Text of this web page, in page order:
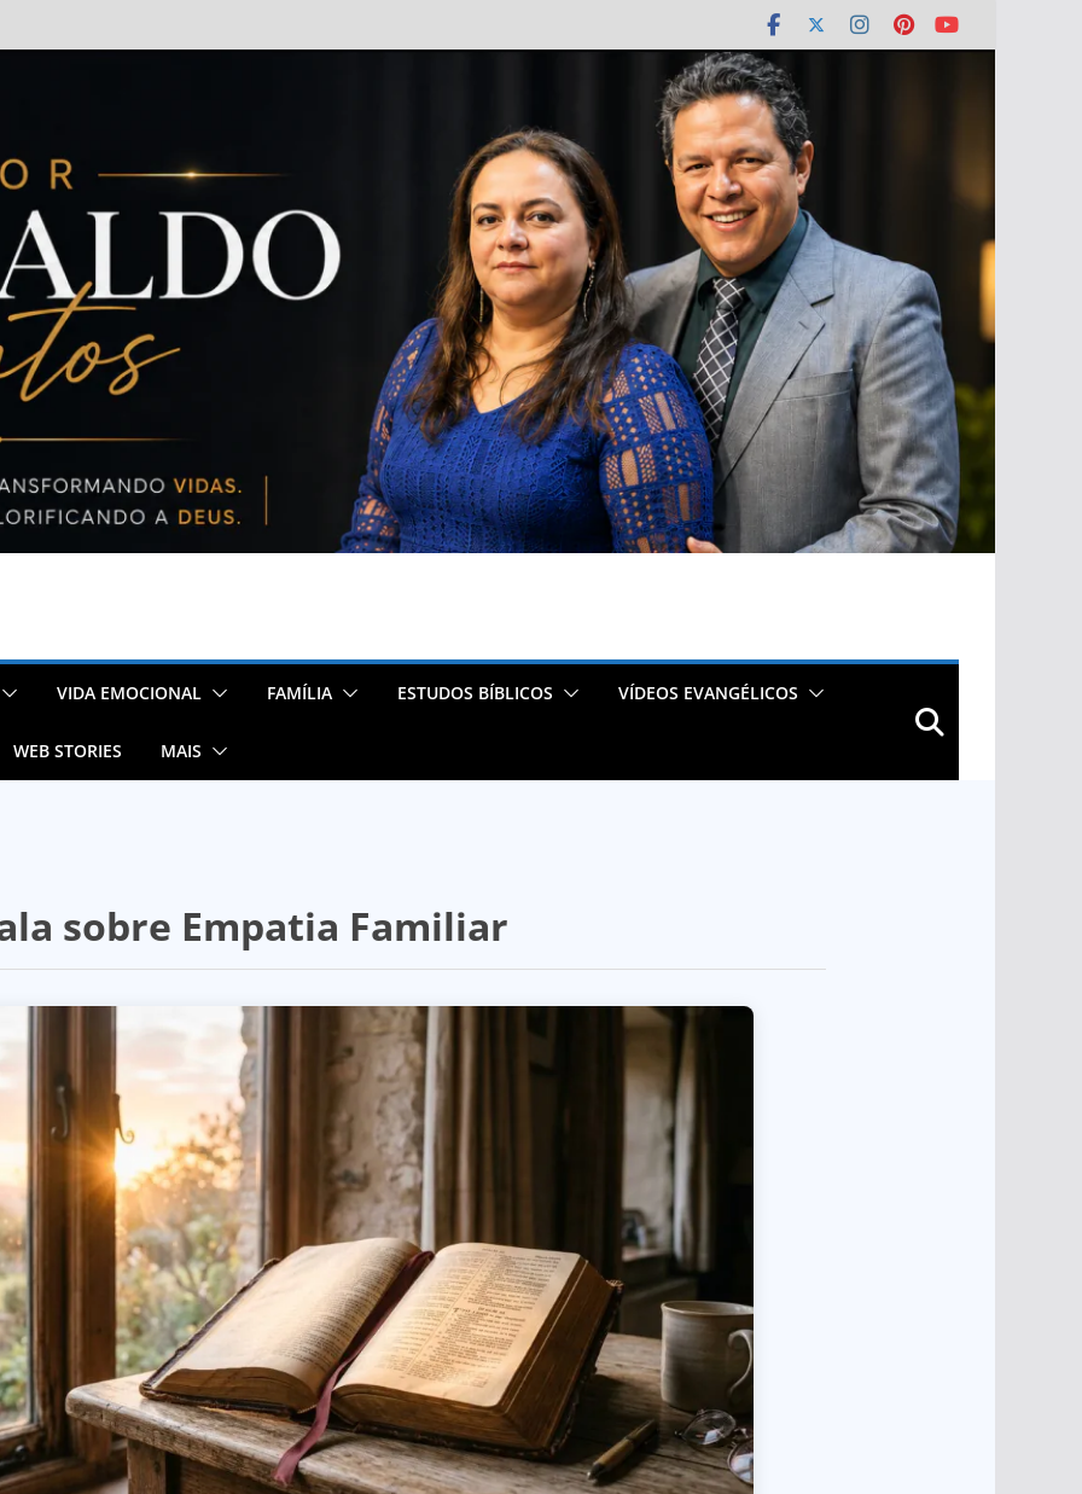
VIDA EMOCIONAL FAMÍLIA ESTUDOS BÍBLICOS VÍDEOS EVANGÉLICOS
WEB STORIES MAIS
sobre Empatia Familiar